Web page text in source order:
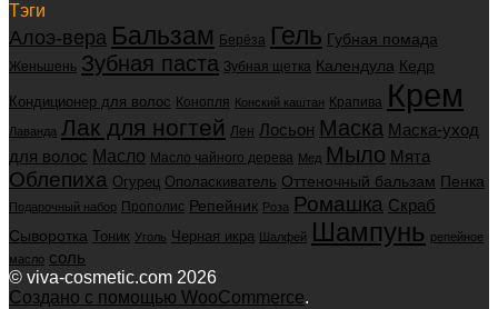
Тэги
Алоэ-вера Бальзам Берёза Гель Губная помада
Женьшень Зубная паста Зубная щетка Календула Кедр
Кондиционер для волос Конопля Конский каштан Крапива Крем
Лаванда Лак для ногтей Лен Лосьон Маска Маска-уход
для волос Масло Масло чайного дерева Мед Мыло Мята
Облепиха Огурец Ополаскиватель Оттеночный бальзам Пенка
Подарочный набор Прополис Репейник Роза Ромашка Скраб
Сыворотка Тоник Уголь Черная икра Шалфей Шампунь репейное
масло соль
© viva-cosmetic.com 2026
Создано с помощью WooCommerce.